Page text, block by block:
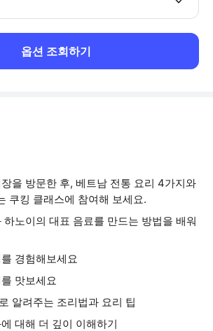
옵션 조회하기
을 방문한 후, 베트남 전통 요리 4가지와
쿠킹 클래스에 참여해 보세요.
하노이의 대표 음료를 만드는 방법을 배워
경험해보세요
맛보세요
알려주는 조리법과 요리 팁
대해 더 깊이 이해하기